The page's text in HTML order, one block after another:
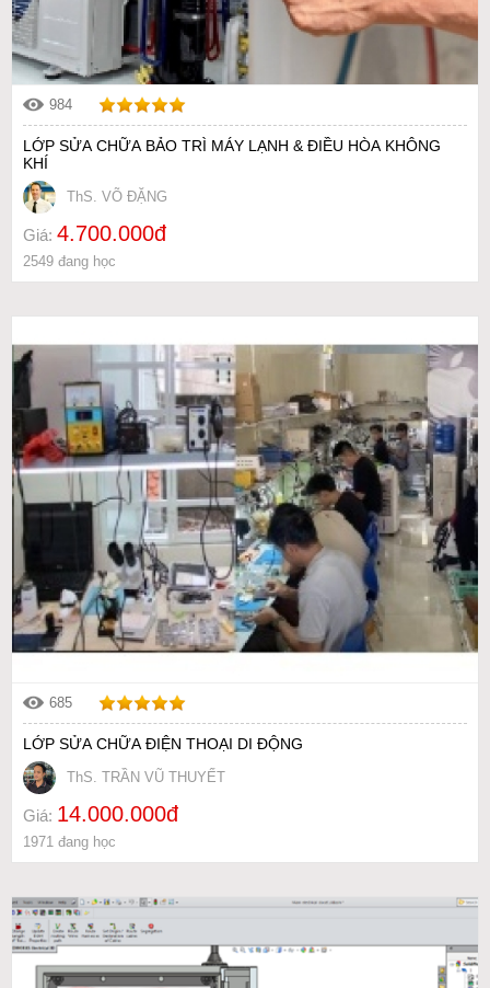
984
LỚP SỬA CHỮA BẢO TRÌ MÁY LẠNH & ĐIỀU HÒA KHÔNG
KHÍ
ThS. VÕ ĐẶNG
Giá: 4.700.000đ
2549 đang học
685
LỚP SỬA CHỮA ĐIỆN THOẠI DI ĐỘNG
ThS. TRẦN VŨ THUYẾT
Giá: 14.000.000đ
1971 đang học